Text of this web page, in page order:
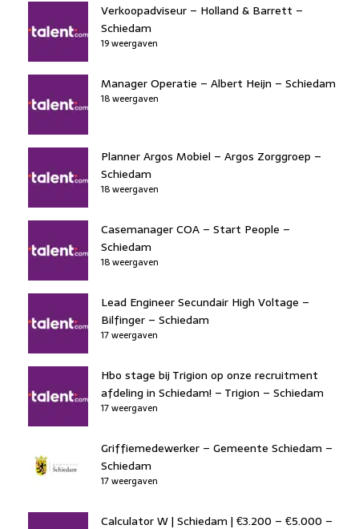
Verkoopadviseur – Holland & Barrett –
Schiedam
19 weergaven
Manager Operatie – Albert Heijn – Schiedam
18 weergaven
Planner Argos Mobiel – Argos Zorggroep –
Schiedam
18 weergaven
Casemanager COA – Start People –
Schiedam
18 weergaven
Lead Engineer Secundair High Voltage –
Bilfinger – Schiedam
17 weergaven
Hbo stage bij Trigion op onze recruitment
afdeling in Schiedam! – Trigion – Schiedam
17 weergaven
Griffiemedewerker – Gemeente Schiedam –
Schiedam
17 weergaven
Calculator W | Schiedam | €3.200 – €5.000 –